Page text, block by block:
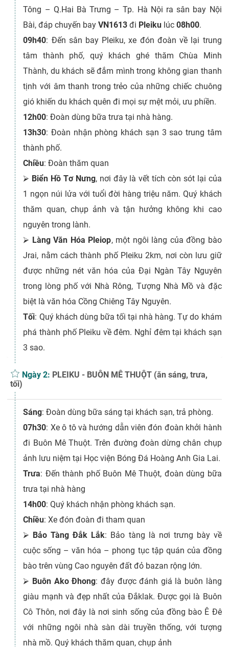
Tông – Q.Hai Bà Trưng – Tp. Hà Nội ra sân bay Nội
Bài, đáp chuyến bayVN1613đi Pleiku lúc08h00.
09h40: Đến sân bay Pleiku, xe đón đoàn về lại trung
tâm thành phố, quý khách ghé thăm Chùa Minh
Thành, du khách sẽ đắm mình trong không gian thanh
tịnh với âm thanh trong trẻo của những chiếc chuông
gió khiến du khách quên đi mọi sự mệt mỏi, ưu phiền.
12h00: Đoàn dùng bữa trưa tại nhà hàng.
13h30: Đoàn nhận phòng khách sạn 3 sao trung tâm
thành phố.
Chiều: Đoàn thăm quan
⮚ Biển Hồ Tơ Nưng, nơi đây là vết tích còn sót lại của
1 ngọn núi lửa với tuổi đời hàng triệu năm. Quý khách
thăm quan, chụp ảnh và tận hưởng không khi cao
nguyên trong lành.
⮚ Làng Văn Hóa Pleiop, một ngôi làng của đồng bào
Jrai, nằm cách thành phố Pleiku 2km, nơi còn lưu giữ
được những nét văn hóa của Đại Ngàn Tây Nguyên
trong lòng phố với Nhà Rông, Tượng Nhà Mồ và đặc
biệt là văn hóa Cồng Chiêng Tây Nguyên.
Tối: Quý khách dùng bữa tối tại nhà hàng. Tự do khám
phá thành phố Pleiku về đêm. Nghỉ đêm tại khách sạn
3 sao.
Ngày 2: PLEIKU - BUÔN MÊ THUỘT (ăn sáng, trưa,
tối)
Sáng: Đoàn dùng bữa sáng tại khách sạn, trả phòng.
07h30: Xe ô tô và hướng dẫn viên đón đoàn khởi hành
đi Buôn Mê Thuột. Trên đường đoàn dừng chân chụp
ảnh lưu niệm tại Học viện Bóng Đá Hoàng Anh Gia Lai.
Trưa: Đến thành phố Buôn Mê Thuột, đoàn dùng bữa
trưa tại nhà hàng
14h00: Quý khách nhận phòng khách sạn.
Chiều: Xe đón đoàn đi tham quan
⮚ Bảo Tàng Đắk Lắk: Bảo tàng là nơi trưng bày về
cuộc sống – văn hóa – phong tục tập quán của đồng
bào trên vùng Cao nguyên đất đỏ bazan rộng lớn.
⮚ Buôn Ako Đhong: đây được đánh giá là buôn làng
giàu mạnh và đẹp nhất của Đắklak. Được gọi là Buôn
Cô Thôn, nơi đây là nơi sinh sống của đồng bào Ê Đê
với những ngôi nhà sàn dài truyền thống, với tượng
nhà mồ. Quý khách thăm quan, chụp ảnh